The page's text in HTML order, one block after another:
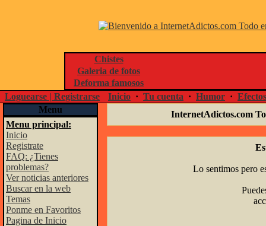
Chistes
Galeria de fotos
Deforma famosos
Loguearse | Registrarse
Inicio · Tu cuenta · Humor ·
Menu
Menu principal:
Inicio
Registrate
FAQ: ¿Tienes
problemas?
Ver noticias anteriores
Buscar en la web
Temas
Ponme en Favoritos
Pagina de Inicio
InternetAdictos.com
Lo sentimos pero